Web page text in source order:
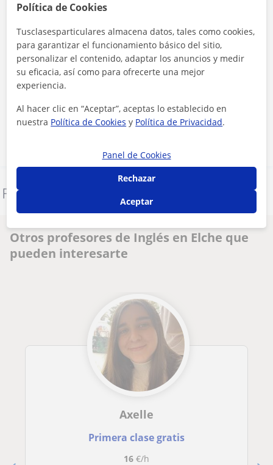
Al hacer clic, aceptas nuestro
Contactar ahora
Denunciar este perfil
Otros profesores de Inglés en Elche que
pueden interesarte
Axelle
Primera clase gratis
16€/h
Política de Cookies
Tusclasesparticulares almacena datos, tales como cookies,
para garantizar el funcionamiento básico del sitio,
personalizar el contenido, adaptar los anuncios y medir
su eficacia, así como para ofrecerte una mejor
experiencia.
Al hacer clic en “Aceptar”, aceptas lo establecido en
nuestra Política de Cookies y Política de Privacidad.
Panel de Cookies
Rechazar
Aceptar